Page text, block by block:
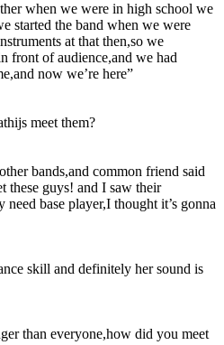
when we were in high school we
started the band when we were
at that then,so we
front of audience,and we had
now we’re here”
meet them?
bands,and common friend said
these guys! and I saw their
base player,I thought it’s gonna
skill and definitely her sound is
than everyone,how did you meet